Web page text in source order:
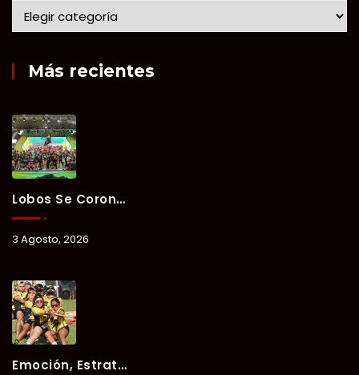
Más recientes
Lobos Se Corona Campeón Del Verano Xul-Há 2026 Tras Tres Días De Intensa Competencia.
3 Agosto, 2026
Emoción, Estrategia Y Trabajo En Equipo Marcan El Segundo Día Del Verano Xul-Há 2026.